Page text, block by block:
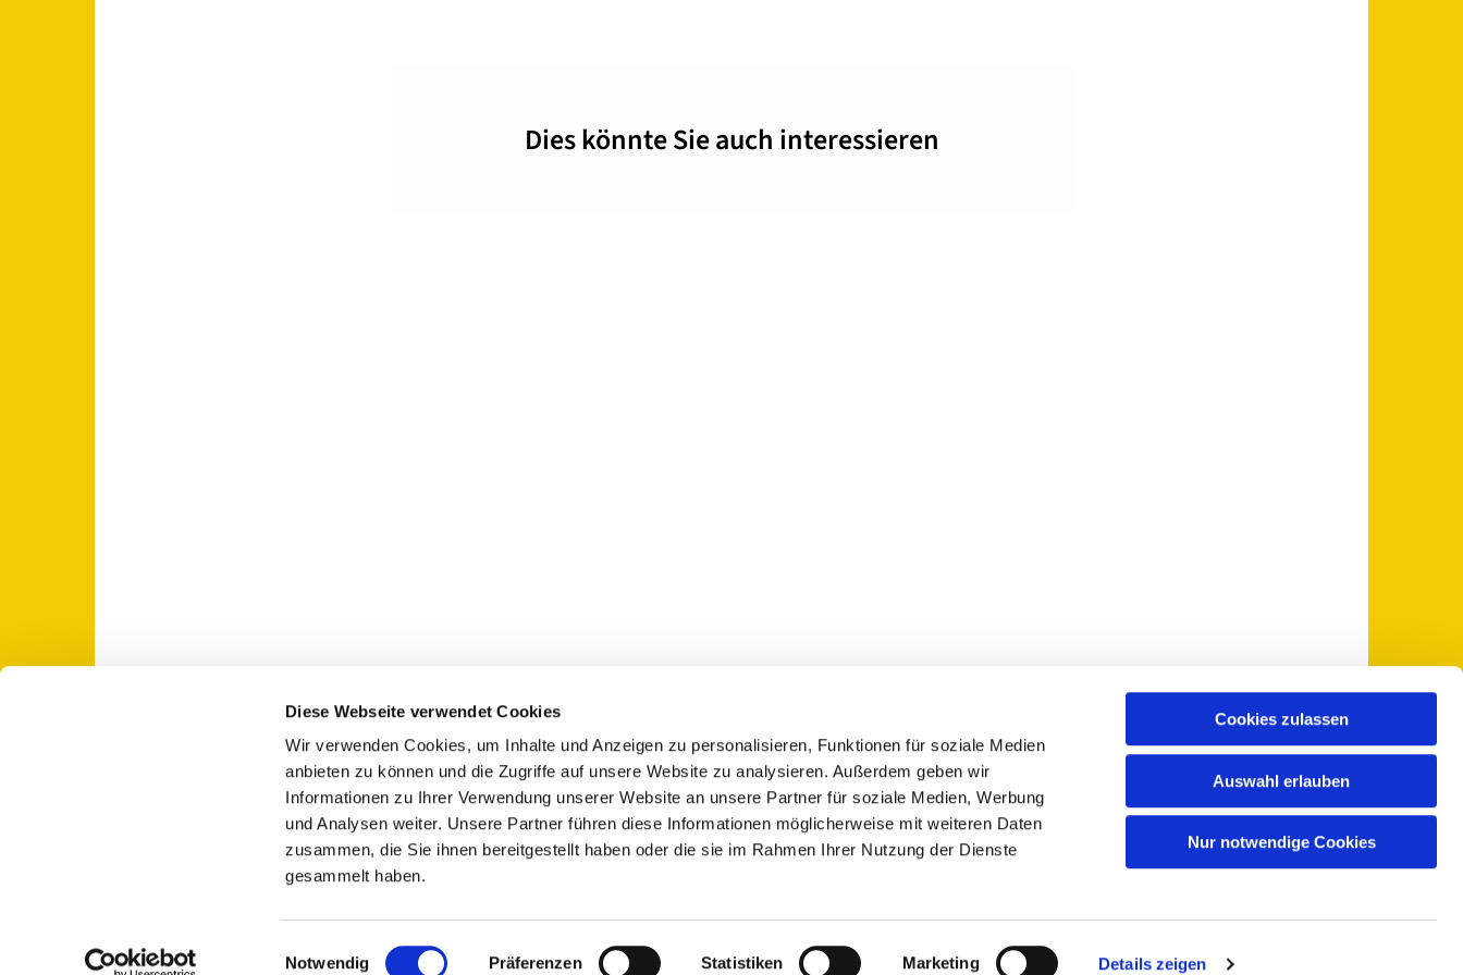
Diese Webseite verwendet Cookies
Wir verwenden Cookies, um Inhalte und Anzeigen zu personalisieren, Funktionen für soziale Medien
anbieten zu können und die Zugriffe auf unsere Website zu analysieren. Außerdem geben wir
Informationen zu Ihrer Verwendung unserer Website an unsere Partner für soziale Medien, Werbung
und Analysen weiter. Unsere Partner führen diese Informationen möglicherweise mit weiteren Daten
zusammen, die Sie ihnen bereitgestellt haben oder die sie im Rahmen Ihrer Nutzung der Dienste
gesammelt haben.
Notwendig Präferenzen Statistiken Marketing Details zeigen
Cookies zulassen
Auswahl erlauben
Nur notwendige Cookies
Dies könnte Sie auch interessieren
St. Otto: Katholische Kirche Usedom-Anklam-Greifswald · Bahnhofstr. 15, 17489 Greifswald+49 3834 5735-0
pfarramt@sankt-otto.de
Kontaktinformationen
Impressum
Hinweisgebersystem